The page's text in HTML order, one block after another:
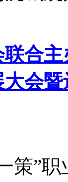
合主
会
策”